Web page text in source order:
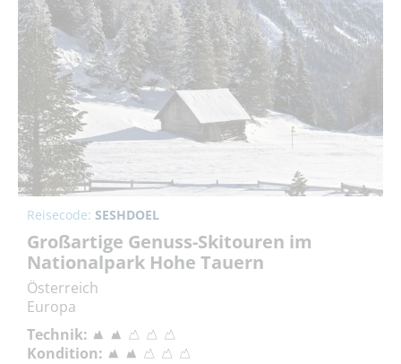
Reisecode: SESHDOEL
Großartige Genuss-Skitouren im
Nationalpark Hohe Tauern
Österreich
Europa
Technik:
Kondition: